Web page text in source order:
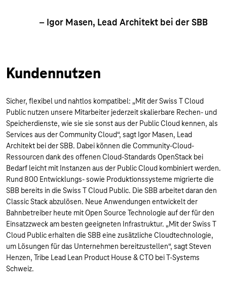
– Igor Masen, Lead Architekt bei der SBB
Kundennutzen
Sicher, flexibel und nahtlos kompatibel: „Mit der Swiss T Cloud
Public nutzen unsere Mitarbeiter jederzeit skalierbare Rechen- und
Speicherdienste, wie sie sie sonst aus der Public Cloud kennen, als
Services aus der Community Cloud“, sagt Igor Masen, Lead
Architekt bei der SBB. Dabei können die Community-Cloud-
Ressourcen dank des offenen Cloud-Standards OpenStack bei
Bedarf leicht mit Instanzen aus der Public Cloud kombiniert werden.
Rund 800 Entwicklungs- sowie Produktionssysteme migrierte die
SBB bereits in die Swiss T Cloud Public. Die SBB arbeitet daran den
Classic Stack abzulösen. Neue Anwendungen entwickelt der
Bahnbetreiber heute mit Open Source Technologie auf der für den
Einsatzzweck am besten geeigneten Infrastruktur. „Mit der Swiss T
Cloud Public erhalten die SBB eine zusätzliche Cloudtechnologie,
um Lösungen für das Unternehmen bereitzustellen“, sagt Steven
Henzen, Tribe Lead Lean Product House & CTO bei T-Systems
Schweiz.